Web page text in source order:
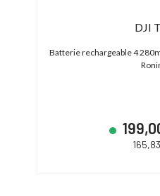
DJI
Batterie rechargeable 4